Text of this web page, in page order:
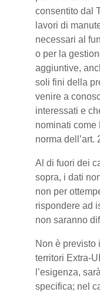
consentito dal
lavori di
necessari al
o per la
aggiuntive,
soli fini della
venire a
interessati e
nominati come
norma dell’art.
Al di fuori dei
sopra, i dati
non per
rispondere ad
non saranno
Non è previsto
territori Extra-
l’esigenza,
specifica; nel